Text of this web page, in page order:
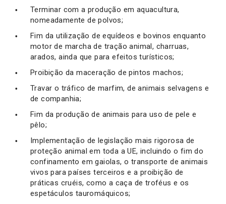
Terminar com a produção em aquacultura,
nomeadamente de polvos;
Fim da utilização de equídeos e bovinos enquanto
motor de marcha de tração animal, charruas,
arados, ainda que para efeitos turísticos;
Proibição da maceração de pintos machos;
Travar o tráfico de marfim, de animais selvagens e
de companhia;
Fim da produção de animais para uso de pele e
pêlo;
Implementação de legislação mais rigorosa de
proteção animal em toda a UE, incluindo o fim do
confinamento em gaiolas, o transporte de animais
vivos para países terceiros e a proibição de
práticas cruéis, como a caça de troféus e os
espetáculos tauromáquicos;